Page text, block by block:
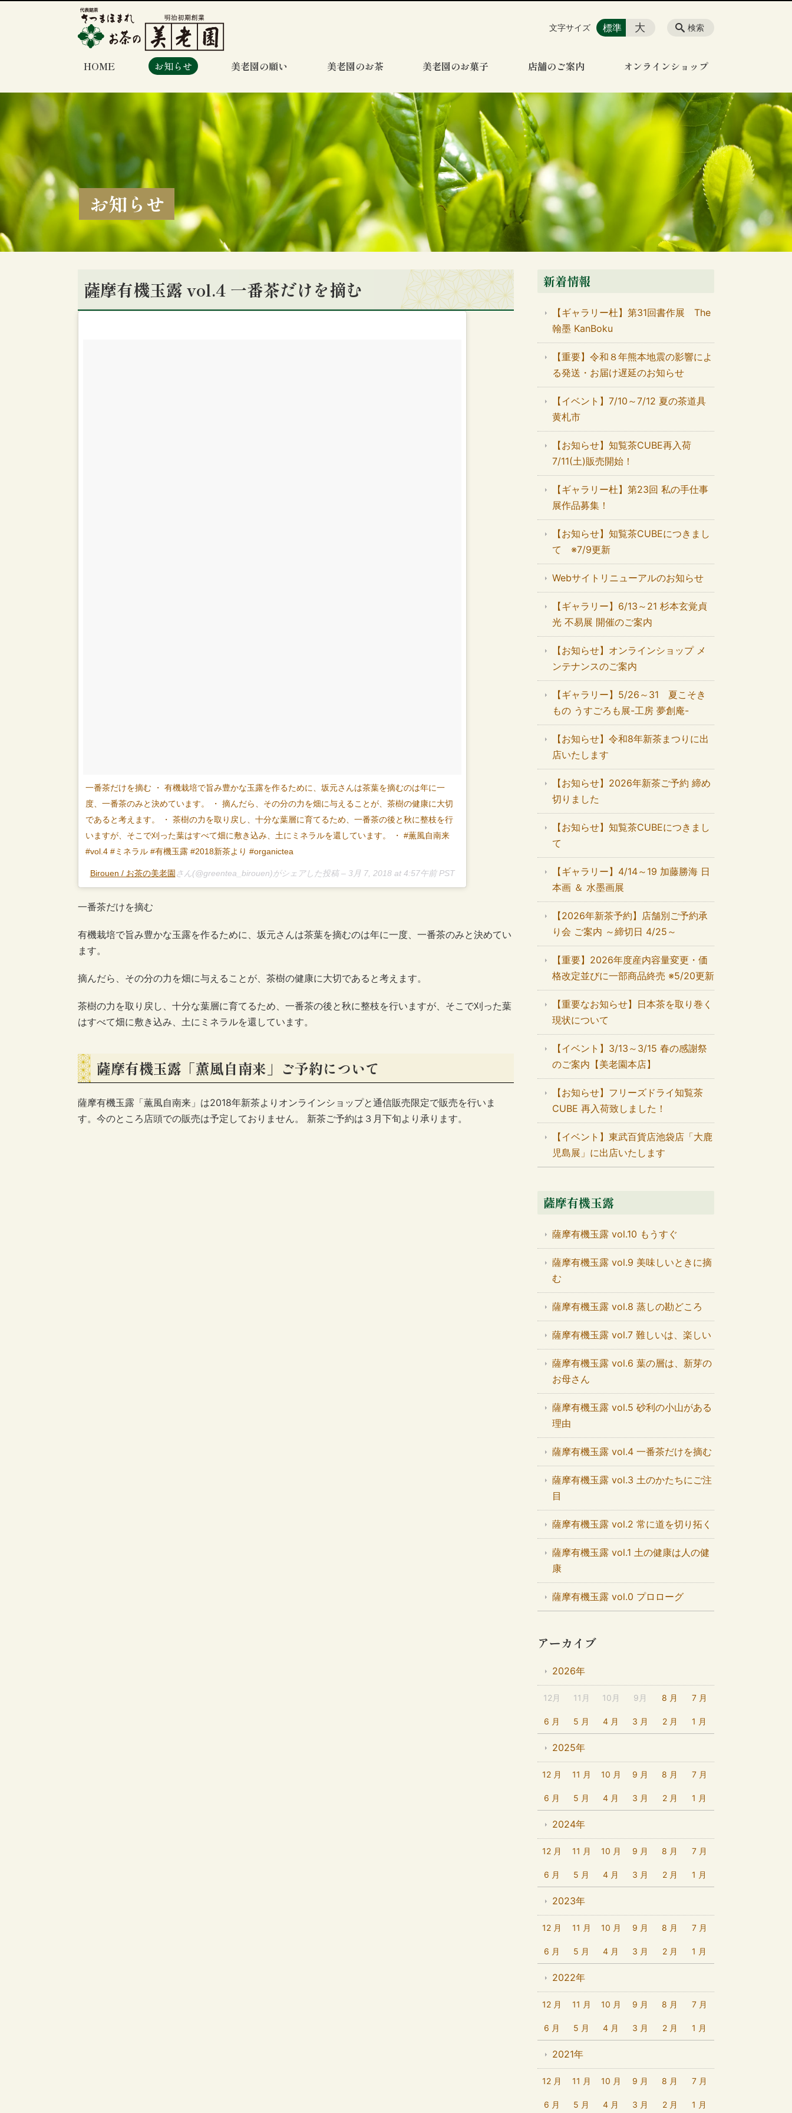
HOME お知らせ 美老園の願い 美老園のお茶 美老園のお菓子 店舗のご案内 オンラインショップ
検索
文字サイズ 標準 大
お知らせ
薩摩有機玉露 vol.4 一番茶だけを摘む
一番茶だけを摘む ・ 有機栽培で旨み豊かな玉露を作るために、坂元さんは茶葉を摘むのは年に一
度、一番茶のみと決めています。 ・ 摘んだら、その分の力を畑に与えることが、茶樹の健康に大切
であると考えます。 ・ 茶樹の力を取り戻し、十分な葉層に育てるため、一番茶の後と秋に整枝を行
いますが、そこで刈った葉はすべて畑に敷き込み、土にミネラルを還しています。 ・ #薫風自南来
#vol.4 #ミネラル #有機玉露 #2018新茶より #organictea
Birouen / お茶の美老園 さん(@greentea_birouen)がシェアした投稿 – 3月 7, 2018 at 4:57午前 PST
一番茶だけを摘む
有機栽培で旨み豊かな玉露を作るために、坂元さんは茶葉を摘むのは年に一度、一番茶のみと決めてい
ます。
摘んだら、その分の力を畑に与えることが、茶樹の健康に大切であると考えます。
茶樹の力を取り戻し、十分な葉層に育てるため、一番茶の後と秋に整枝を行いますが、そこで刈った葉
はすべて畑に敷き込み、土にミネラルを還しています。
薩摩有機玉露「薫風自南来」ご予約について
薩摩有機玉露「薫風自南来」は2018年新茶よりオンラインショップと通信販売限定で販売を行いま
す。今のところ店頭での販売は予定しておりません。 新茶ご予約は３月下旬より承ります。
新着情報
【ギャラリー杜】第31回書作展 The
翰墨 KanBoku
【重要】令和８年熊本地震の影響によ
る発送・お届け遅延のお知らせ
【イベント】7/10～7/12 夏の茶道具
黄札市
【お知らせ】知覧茶CUBE再入荷
7/11(土)販売開始！
【ギャラリー杜】第23回 私の手仕事
展作品募集！
【お知らせ】知覧茶CUBEにつきまし
て ※7/9更新
Webサイトリニューアルのお知らせ
【ギャラリー】6/13～21 杉本玄覚貞
光 不易展 開催のご案内
【お知らせ】オンラインショップ メ
ンテナンスのご案内
【ギャラリー】5/26～31 夏こそき
もの うすごろも展-工房 夢創庵-
【お知らせ】令和8年新茶まつりに出
店いたします
【お知らせ】2026年新茶ご予約 締め
切りました
【お知らせ】知覧茶CUBEにつきまし
て
【ギャラリー】4/14～19 加藤勝海 日
本画 ＆ 水墨画展
【2026年新茶予約】店舗別ご予約承
り会 ご案内 ～締切日 4/25～
【重要】2026年度産内容量変更・価
格改定並びに一部商品終売 ※5/20更新
【重要なお知らせ】日本茶を取り巻く
現状について
【イベント】3/13～3/15 春の感謝祭
のご案内【美老園本店】
【お知らせ】フリーズドライ知覧茶
CUBE 再入荷致しました！
【イベント】東武百貨店池袋店「大鹿
児島展」に出店いたします
薩摩有機玉露
薩摩有機玉露 vol.10 もうすぐ
薩摩有機玉露 vol.9 美味しいときに摘
む
薩摩有機玉露 vol.8 蒸しの勘どころ
薩摩有機玉露 vol.7 難しいは、楽しい
薩摩有機玉露 vol.6 葉の層は、新芽の
お母さん
薩摩有機玉露 vol.5 砂利の小山がある
理由
薩摩有機玉露 vol.4 一番茶だけを摘む
薩摩有機玉露 vol.3 土のかたちにご注
目
薩摩有機玉露 vol.2 常に道を切り拓く
薩摩有機玉露 vol.1 土の健康は人の健
康
薩摩有機玉露 vol.0 プロローグ
アーカイブ
2026年
12月 11月 10月 9月 8 月 7 月
6 月 5 月 4 月 3 月 2 月 1 月
2025年
12 月 11 月 10 月 9 月 8 月 7 月
6 月 5 月 4 月 3 月 2 月 1 月
2024年
12 月 11 月 10 月 9 月 8 月 7 月
6 月 5 月 4 月 3 月 2 月 1 月
2023年
12 月 11 月 10 月 9 月 8 月 7 月
6 月 5 月 4 月 3 月 2 月 1 月
2022年
12 月 11 月 10 月 9 月 8 月 7 月
6 月 5 月 4 月 3 月 2 月 1 月
2021年
12 月 11 月 10 月 9 月 8 月 7 月
6 月 5 月 4 月 3 月 2 月 1 月